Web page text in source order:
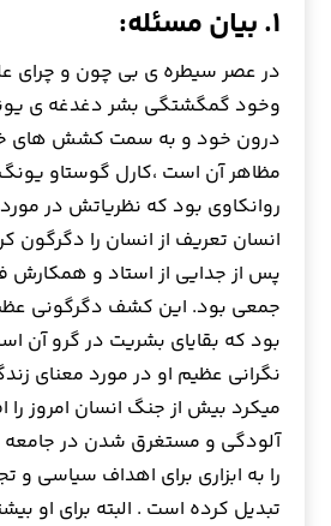
۱. بیان مسئله:
در عصر سيطره ي بي چون و چراي
وخود گمگشتگي بشر دغدغه ي
درون خود و به سمت كشش هاي
مظاهر آن است ،کارل گوستاو
روانكاوي بود كه نظرياتش در
انسان تعريف از انسان را دگرگون
پس از جدايي از استاد و همكارش
جمعي بود. اين كشف دگرگوني
بود كه بقاياي بشريت در گرو آن
نگراني عظيم او در مورد معناي
ميكرد بيش از جنگ انسان امروز را
آلودگي و مستغرق شدن در جامعه
را به ابزاري براي اهداف سياسي و
تبديل كرده است . البته براي او